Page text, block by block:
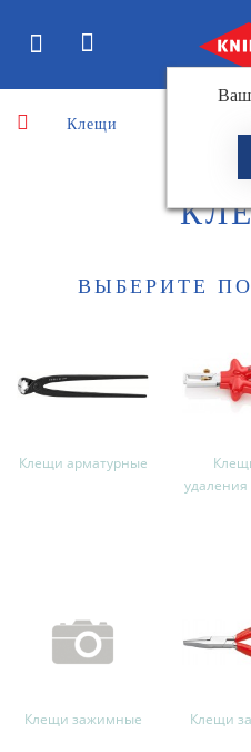
Клещи
ВЫБЕРИТЕ
Клещи арматурные
удаления
Клещи зажимные Клещи